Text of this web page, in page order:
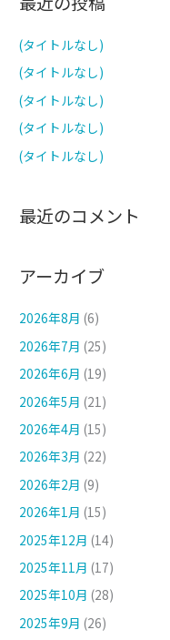
象
(タイトルなし)
(タイトルなし)
(タイトルなし)
(タイトルなし)
(タイトルなし)
最近のコメント
アーカイブ
2026年8月 (6)
2026年7月 (25)
2026年6月 (19)
2026年5月 (21)
2026年4月 (15)
2026年3月 (22)
2026年2月 (9)
2026年1月 (15)
2025年12月 (14)
2025年11月 (17)
2025年10月 (28)
2025年9月 (26)